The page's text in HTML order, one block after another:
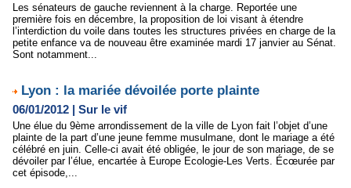
Les sénateurs de gauche reviennent à la charge. Reportée une
première fois en décembre, la proposition de loi visant à étendre
l’interdiction du voile dans toutes les structures privées en charge de la
petite enfance va de nouveau être examinée mardi 17 janvier au Sénat.
Sont notamment...
Lyon : la mariée dévoilée porte plainte
06/01/2012 | Sur le vif
Une élue du 9ème arrondissement de la ville de Lyon fait l’objet d’une
plainte de la part d’une jeune femme musulmane, dont le mariage a été
célébré en juin. Celle-ci avait été obligée, le jour de son mariage, de se
dévoiler par l’élue, encartée à Europe Ecologie-Les Verts. Écœurée par
cet épisode,...